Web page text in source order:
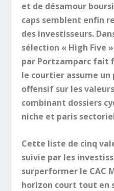
et de désamour
caps semblent enfin
des investisseurs.
sélection « High Five
par Portzamparc fait
le courtier assume
offensif sur les
combinant dossiers
niche et paris
Cette liste de cinq
suivie par les
surperformer le CAC
horizon court tout en